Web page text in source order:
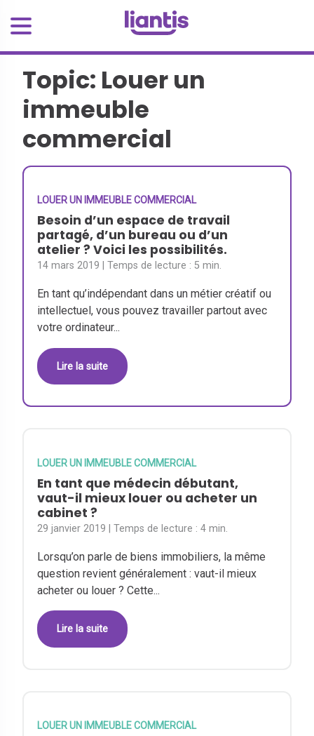
Topic: Louer un
immeuble
commercial
LOUER UN IMMEUBLE COMMERCIAL
Besoin d’un espace de travail
partagé, d’un bureau ou d’un
atelier ? Voici les possibilités.
14 mars 2019 | Temps de lecture :5 min.
En tant qu’indépendant dans un métier créatif ou
intellectuel, vous pouvez travailler partout avec
votre ordinateur...
Lire la suite
LOUER UN IMMEUBLE COMMERCIAL
En tant que médecin débutant,
vaut-il mieux louer ou acheter un
cabinet ?
29 janvier 2019 | Temps de lecture :4 min.
Lorsqu’on parle de biens immobiliers, la même
question revient généralement : vaut-il mieux
acheter ou louer ? Cette...
Lire la suite
LOUER UN IMMEUBLE COMMERCIAL